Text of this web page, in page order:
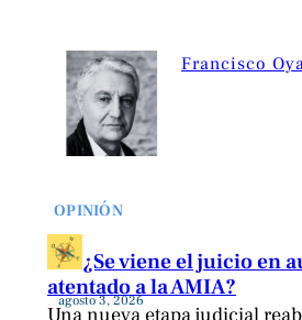
Francisco
OPINIÓN
¿Se viene el juicio en
atentado a la AMIA?
agosto 3, 2026